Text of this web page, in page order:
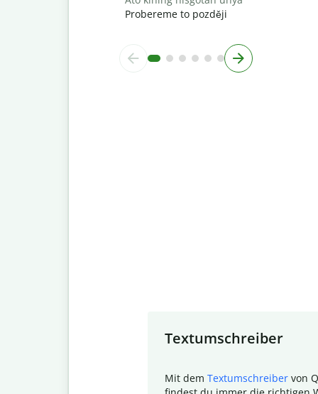
Probereme to později
Textumschreiber
Mit dem Textumschreiber von